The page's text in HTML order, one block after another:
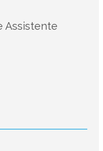
Assistente